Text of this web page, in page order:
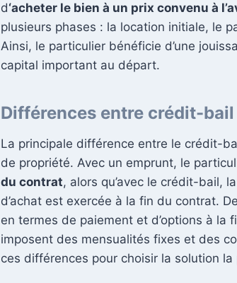
d‘acheter le bien à un prix convenu à
plusieurs phases : la location initiale, le
Ainsi, le particulier bénéficie d’une
capital important au départ.
Différences entre crédit-
La principale différence entre le crédit-
de propriété. Avec un emprunt, le
du contrat, alors qu’avec le crédit-bail,
d’achat est exercée à la fin du contrat.
en termes de paiement et d’options à la
imposent des mensualités fixes et des
ces différences pour choisir la solution